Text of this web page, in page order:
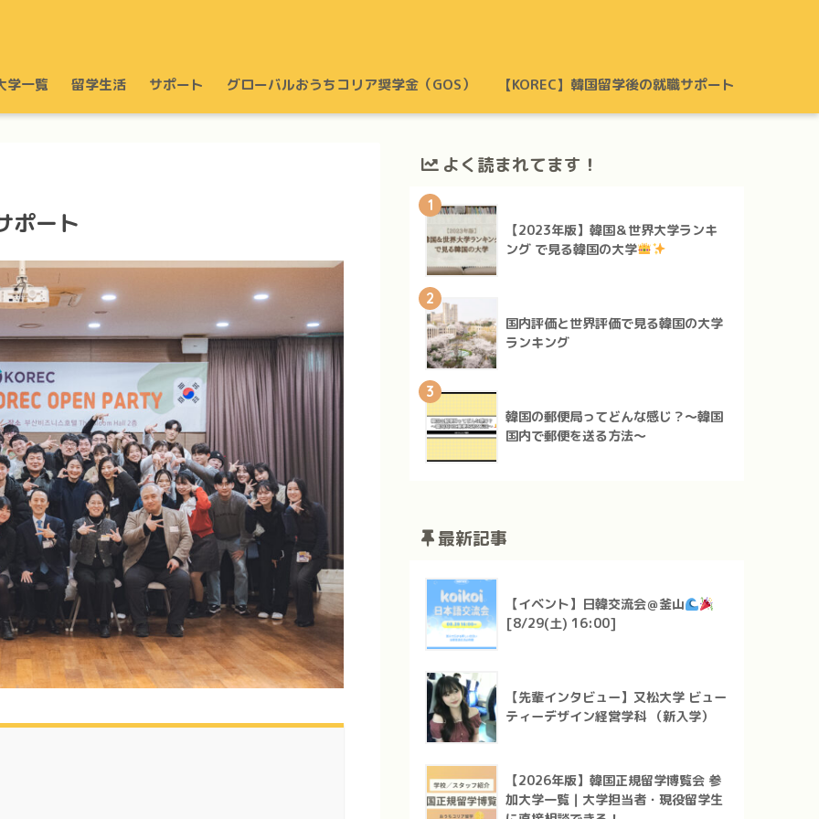
学一覧 留学生活 サポート グローバルおうちコリア奨学金（GOS） 【KOREC】韓国留学後の就職サポート
ポート
よく読まれてます！
1
【2023年版】韓国＆世界大学ランキ
ング で見る韓国の大学
2
国内評価と世界評価で見る韓国の大学
ランキング
3
韓国の郵便局ってどんな感じ？～韓国
国内で郵便を送る方法～
最新記事
【イベント】日韓交流会＠釜山
[8/29(土) 16:00]
【先輩インタビュー】又松大学 ビュー
ティーデザイン経営学科 （新入学）
【2026年版】韓国正規留学博覧会 参
加大学一覧｜大学担当者・現役留学生